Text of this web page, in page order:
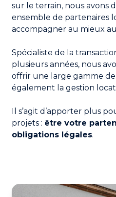
sur le terrain, nous avons
ensemble de partenaires
accompagner au mieux
Spécialiste de la
plusieurs années, nous
offrir une large gamme
également la gestion
Il s’agit d’apporter plus
projets : être votre
obligations légales.